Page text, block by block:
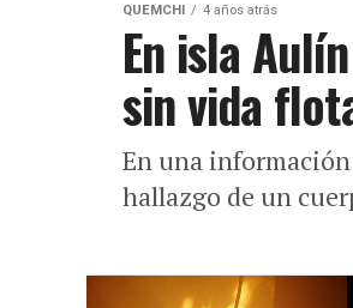
QUEMCHI 4 años atrás
En isla
sin vida
En una
hallazgo de un